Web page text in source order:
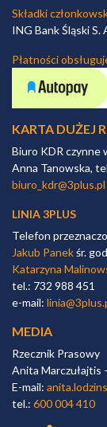
Składki
ING Bank Śląski
Płatności
KARTA DUŻEJ
Biuro KDR czynne
Anna Tanowska,
biuro_kdr@3plus.pl
LINIA 3PLUS
Telefon
Jakub Panekśr.
Katarzyna
tel.: 732 988 451
e-mail:
MEDIA
Rzecznik Prasowy
Anita Marczułajtis
E-mail:
tel.: 600 004 410